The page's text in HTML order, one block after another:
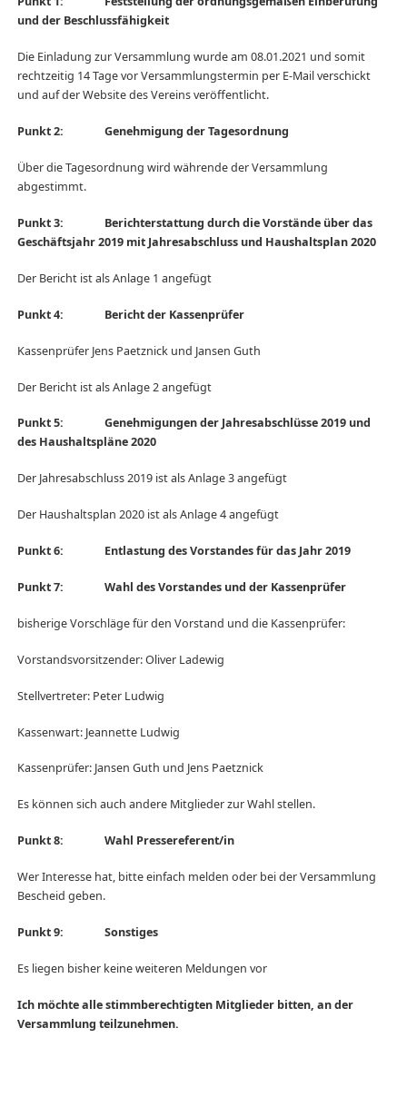
und der Beschlussfähigkeit
Die Einladung zur Versammlung wurde am 08.01.2021 und somit
rechtzeitig 14 Tage vor Versammlungstermin per E-Mail verschickt
und auf der Website des Vereins veröffentlicht.
Punkt 2: Genehmigung der Tagesordnung
Über die Tagesordnung wird währende der Versammlung
abgestimmt.
Punkt 3: Berichterstattung durch die Vorstände über das
Geschäftsjahr 2019 mit Jahresabschluss und Haushaltsplan 2020
Der Bericht ist als Anlage 1 angefügt
Punkt 4: Bericht der Kassenprüfer
Kassenprüfer Jens Paetznick und Jansen Guth
Der Bericht ist als Anlage 2 angefügt
Punkt 5: Genehmigungen der Jahresabschlüsse 2019 und
des Haushaltspläne 2020
Der Jahresabschluss 2019 ist als Anlage 3 angefügt
Der Haushaltsplan 2020 ist als Anlage 4 angefügt
Punkt 6: Entlastung des Vorstandes für das Jahr 2019
Punkt 7: Wahl des Vorstandes und der Kassenprüfer
bisherige Vorschläge für den Vorstand und die Kassenprüfer:
Vorstandsvorsitzender: Oliver Ladewig
Stellvertreter: Peter Ludwig
Kassenwart: Jeannette Ludwig
Kassenprüfer: Jansen Guth und Jens Paetznick
Es können sich auch andere Mitglieder zur Wahl stellen.
Punkt 8: Wahl Pressereferent/in
Wer Interesse hat, bitte einfach melden oder bei der Versammlung
Bescheid geben.
Punkt 9: Sonstiges
Es liegen bisher keine weiteren Meldungen vor
Ich möchte alle stimmberechtigten Mitglieder bitten, an der
Versammlung teilzunehmen.